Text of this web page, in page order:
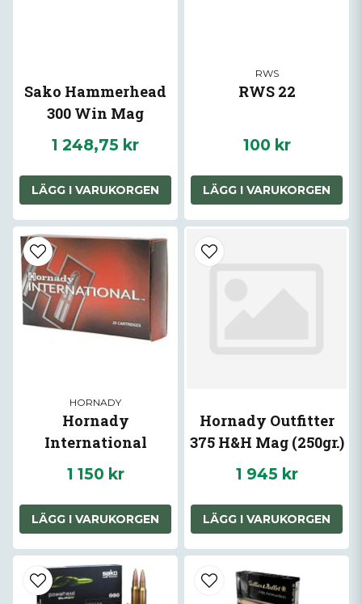
Sako Hammerhead
300 Win Mag
1 248,75 kr
LÄGG I VARUKORGEN
RWS
RWS 22
100 kr
LÄGG I VARUKORGEN
HORNADY
Hornady
International
Ammunition 300
Win Mag (165gr.)
1 150 kr
LÄGG I VARUKORGEN
Hornady Outfitter
375 H&H Mag (250gr.)
1 945 kr
LÄGG I VARUKORGEN